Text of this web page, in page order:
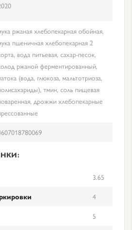
ржаная хлебопекарная обойная,
пшеничная хлебопекарная 2
вода питьевая, сахар-песок,
ржаной ферментированный,
(вода, глюкоза, мальтотриоза,
тмин, соль пищевая
дрожжи хлебопекарные
3.65
4
5